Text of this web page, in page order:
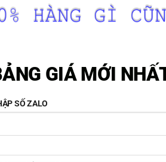
được sử dụng nhiều thứ hai
Nó là một kim loại linh hoạt có
mọi hình thức. Kim loại nhẹ
tán, brazed, hoặc nhựa ngoại
1070là một loại hợp kim rèn
là một hợp kim hàn tuyệt vời.
đây sẽ cung cấp thêm chi tiết
GIÁ MỚI
SỐ ZALO